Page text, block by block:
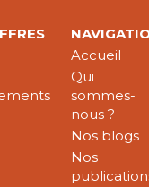
Accueil
Qui
sommes-
nous ?
Nos blogs
Nos